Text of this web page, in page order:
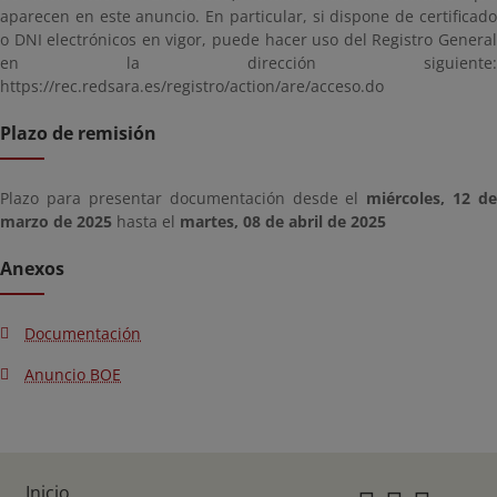
aparecen en este anuncio. En particular, si dispone de certificado
o DNI electrónicos en vigor, puede hacer uso del Registro General
en la dirección siguiente:
https://rec.redsara.es/registro/action/are/acceso.do
Plazo de remisión
Plazo para presentar documentación desde el miércoles, 12 de
marzo de 2025 hasta el martes, 08 de abril de 2025
Anexos
Documentación
Anuncio BOE